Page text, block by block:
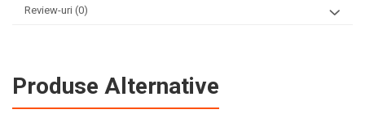
Review-uri (0)
Produse Alternative